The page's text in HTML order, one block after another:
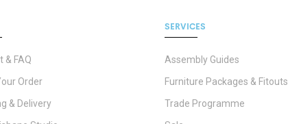
& FAQ
Order
& Delivery
SERVICES
Assembly Guides
Furniture Packages & Fitouts
Trade Programme